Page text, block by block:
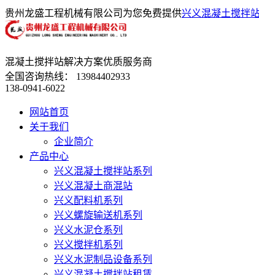
贵州龙盛工程机械有限公司为您免费提供兴义混凝土搅拌
混凝土搅拌站解决方案优质服务商
全国咨询热线： 13984402933
138-0941-6022
网站首页
关于我们
企业简介
产品中心
兴义混凝土搅拌站系列
兴义混凝土商混站
兴义配料机系列
兴义螺旋输送机系列
兴义水泥仓系列
兴义搅拌机系列
兴义水泥制品设备系列